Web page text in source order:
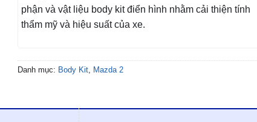
phận và vật liệu body kit điển hình nhằm cải thiện tính
thẩm mỹ và hiệu suất của xe.
Danh mục: Body Kit, Mazda 2